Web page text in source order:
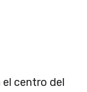
el centro del